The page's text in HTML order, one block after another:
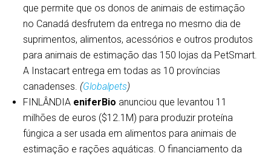
que permite que os donos de animais de estimação
no Canadá desfrutem da entrega no mesmo dia de
suprimentos, alimentos, acessórios e outros produtos
para animais de estimação das 150 lojas da PetSmart.
A Instacart entrega em todas as 10 províncias
canadenses. (Globalpets)
FINLÂNDIA eniferBio anunciou que levantou 11
milhões de euros ($12.1M) para produzir proteína
fúngica a ser usada em alimentos para animais de
estimação e rações aquáticas. O financiamento da